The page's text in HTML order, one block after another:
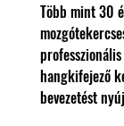
Több mint 30
hangkifejező
bevezetést